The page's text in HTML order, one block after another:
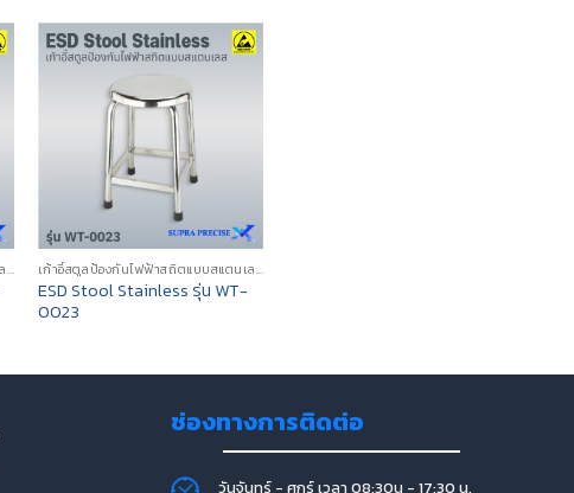
เก้าอี้สตูลป้องกันไฟฟ้าสถิตแบบสแตนเลส (ESD STAINLESS STEEL STOOLS) เก้าอี้สตูลป้องกันไฟฟ้าสถิตแบบสแตนเลส (ESD STAINLESS STEEL STOOLS)
ESD Stool Stainless รุ่น WT-
0023
ช่องทางการติดต่อ
วันจันทร์ - ศุกร์ เวลา 08:30น - 17:30 น.